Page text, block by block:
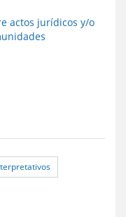
actos jurídicos y/o